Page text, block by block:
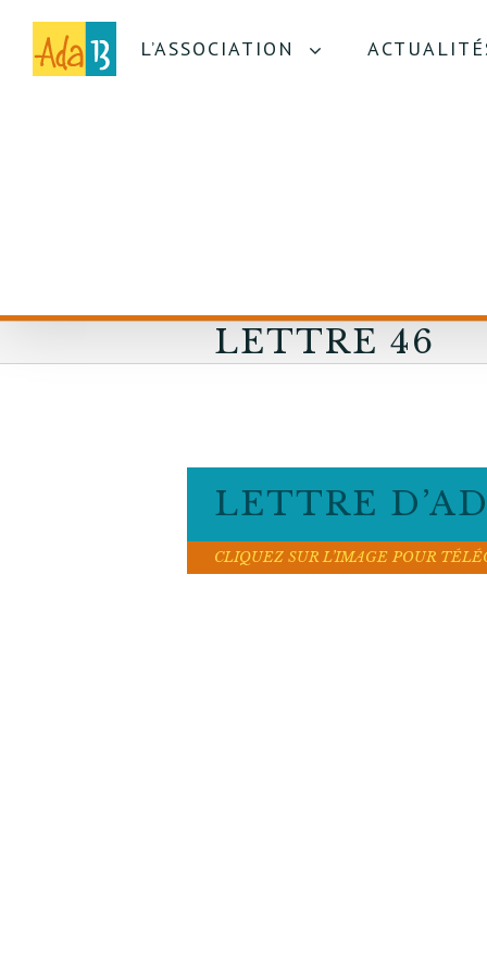
L’ASSOCIATION
LETTRE 46
LETTRE
CLIQUEZ SUR L’IMAGE POUR